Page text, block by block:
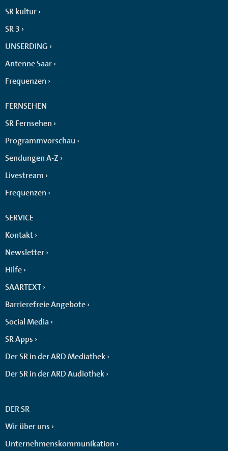
SR kultur
SR 3
UNSERDING
Antenne Saar
Frequenzen
FERNSEHEN
SR Fernsehen
Programmvorschau
Sendungen A-Z
Livestream
Frequenzen
SERVICE
Kontakt
Newsletter
Hilfe
SAARTEXT
Barrierefreie Angebote
Social Media
SR Apps
Der SR in der ARD Mediathek
Der SR in der ARD Audiothek
DER SR
Wir über uns
Unternehmenskommunikation